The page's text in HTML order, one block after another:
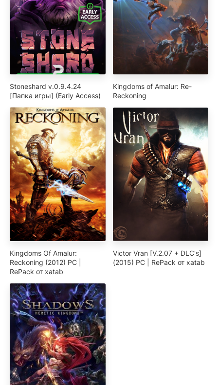
Stoneshard v.0.9.4.24
[Папка игры] (Early Access)
Kingdoms of Amalur: Re-
Reckoning
Kingdoms Of Amalur:
Reckoning (2012) PC |
RePack от xatab
Victor Vran [V.2.07 + DLC's]
(2015) PC | RePack от xatab